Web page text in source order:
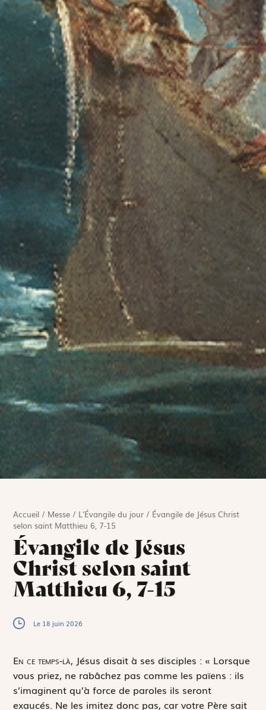
Accueil / Messe / L'Évangile du jour / Évangile de Jésus Christ
selon saint Matthieu 6, 7-15
Évangile de Jésus
Christ selon saint
Matthieu 6, 7-15
Le 18 juin 2026
En ce temps-là, Jésus disait à ses disciples : « Lorsque
vous priez, ne rabâchez pas comme les païens : ils
s’imaginent qu’à force de paroles ils seront
exaucés. Ne les imitez donc pas, car votre Père sait